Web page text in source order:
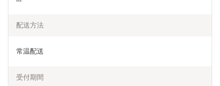
配送方法
常温配送
受付期間